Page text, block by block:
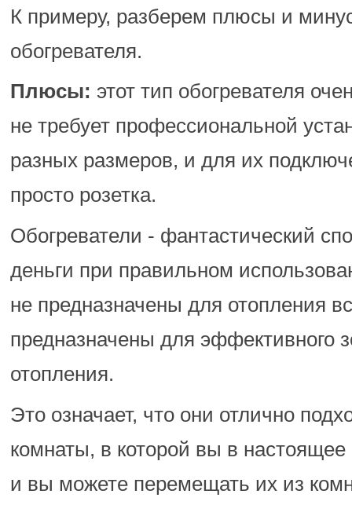
К примеру, разберем плюсы и
обогревателя.
Плюсы: этот тип обогревателя
не требует профессиональной
разных размеров, и для их
просто розетка.
Обогреватели - фантастический
деньги при правильном
не предназначены для отопления
предназначены для эффективного
отопления.
Это означает, что они отлично
комнаты, в которой вы в
и вы можете перемещать их из